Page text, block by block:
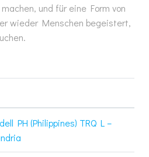
und für eine Form von
wieder Menschen begeistert,
PH (Philippines) TRQ L –